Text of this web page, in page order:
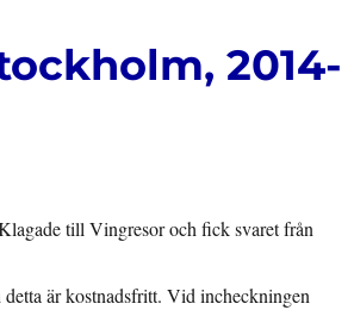
2014-
till Vingresor och fick svaret från
är kostnadsfritt. Vid incheckningen